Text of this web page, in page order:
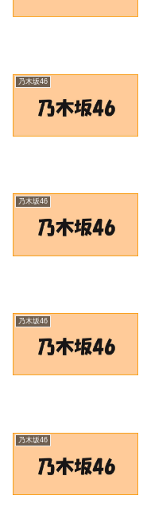
乃木坂46
乃木坂46
乃木坂46
乃木坂46